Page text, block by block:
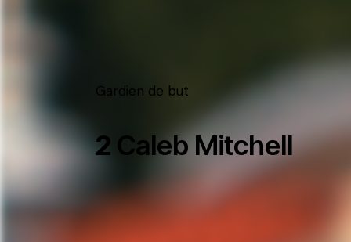
Gardien de but
2 Caleb Mitchell